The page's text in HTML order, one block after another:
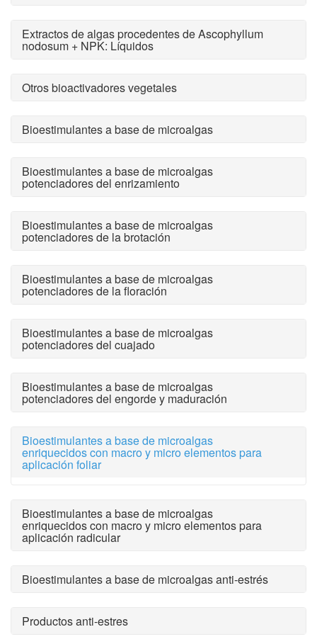
Extractos de algas procedentes de Ascophyllum
nodosum + NPK: Líquidos
Otros bioactivadores vegetales
Bioestimulantes a base de microalgas
Bioestimulantes a base de microalgas
potenciadores del enrizamiento
Bioestimulantes a base de microalgas
potenciadores de la brotación
Bioestimulantes a base de microalgas
potenciadores de la floración
Bioestimulantes a base de microalgas
potenciadores del cuajado
Bioestimulantes a base de microalgas
potenciadores del engorde y maduración
Bioestimulantes a base de microalgas
enriquecidos con macro y micro elementos para
aplicación foliar
Bioestimulantes a base de microalgas
enriquecidos con macro y micro elementos para
aplicación radicular
Bioestimulantes a base de microalgas anti-estrés
Productos anti-estres